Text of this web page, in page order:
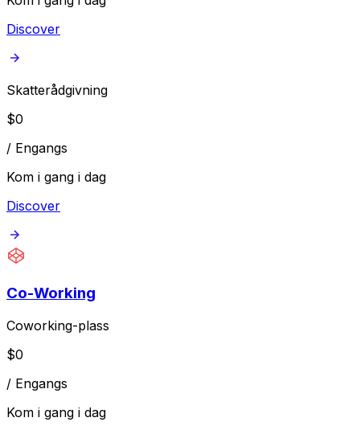
Discover
Skatterådgivning
$0
/ Engangs
Kom i gang i dag
Discover
Co-Working
Coworking-plass
$0
/ Engangs
Kom i gang i dag